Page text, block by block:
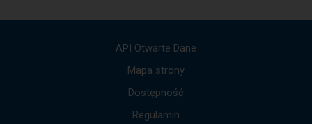
API Otwarte Dane
Mapa strony
Dostępność
Regulamin